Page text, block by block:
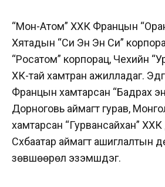
“Мон-Атом” ХХК Францын
Хятадын “Си Эн Эн Си”
“Росатом” корпорац, Чехийн
ХК-тай хамтран ажилладаг.
Францын хамтарсан “Бадрах
Дорноговь аймагт гурав,
хамтарсан “Гурвансайхан”
Сүхбаатар аймагт ашиглалтын
зөвшөөрөл эзэмшдэг.